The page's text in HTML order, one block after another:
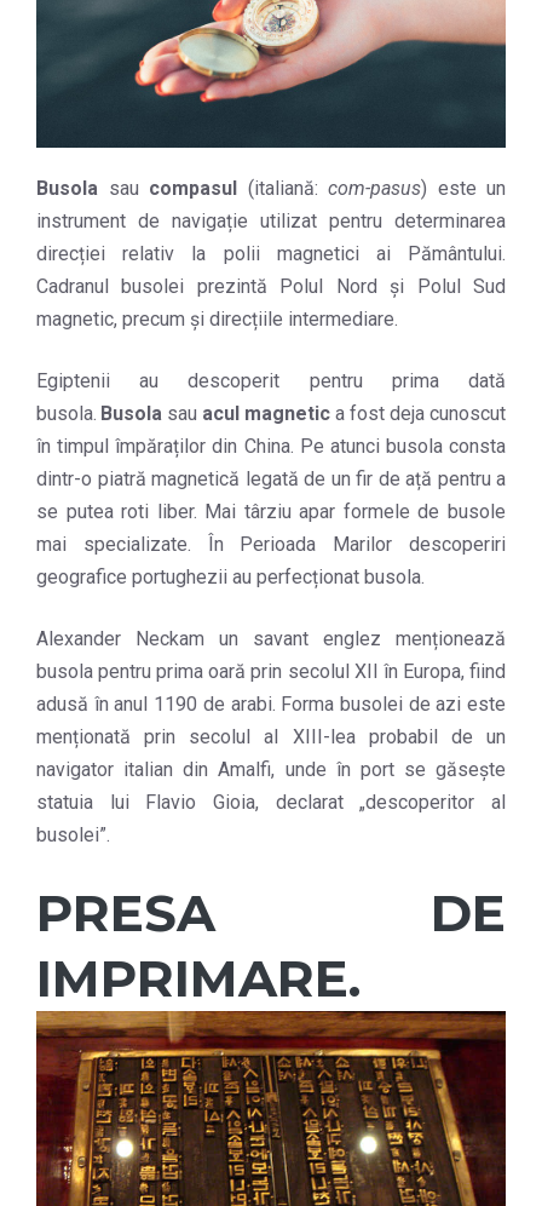
Busola sau compasul (italiană: com-pasus) este un
instrument de navigație utilizat pentru determinarea
direcției relativ la polii magnetici ai Pământului.
Cadranul busolei prezintă Polul Nord și Polul Sud
magnetic, precum și direcțiile intermediare.
Egiptenii au descoperit pentru prima dată
busola. Busola sau acul magnetic a fost deja cunoscut
în timpul împăraților din China. Pe atunci busola consta
dintr-o piatră magnetică legată de un fir de ață pentru a
se putea roti liber. Mai târziu apar formele de busole
mai specializate. În Perioada Marilor descoperiri
geografice portughezii au perfecționat busola.
Alexander Neckam un savant englez menționează
busola pentru prima oară prin secolul XII în Europa, fiind
adusă în anul 1190 de arabi. Forma busolei de azi este
menționată prin secolul al XIII-lea probabil de un
navigator italian din Amalfi, unde în port se găsește
statuia lui Flavio Gioia, declarat „descoperitor al
busolei”.
PRESA DE
IMPRIMARE.